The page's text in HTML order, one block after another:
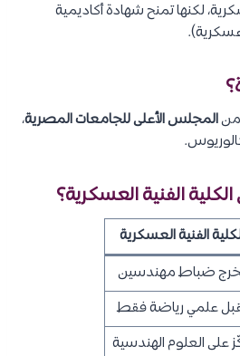
لكنها تمنح شهادة أكاديمية
منالمجلس الأعلى للجامعات المصرية،
الفنية العسكرية
ضباط مهندسين
علمي رياضة فقط
على العلوم الهندسية